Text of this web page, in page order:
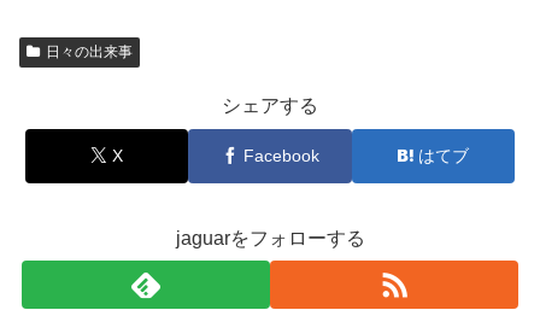
日々の出来事
シェアする
X Facebook はてブ
jaguarをフォローする